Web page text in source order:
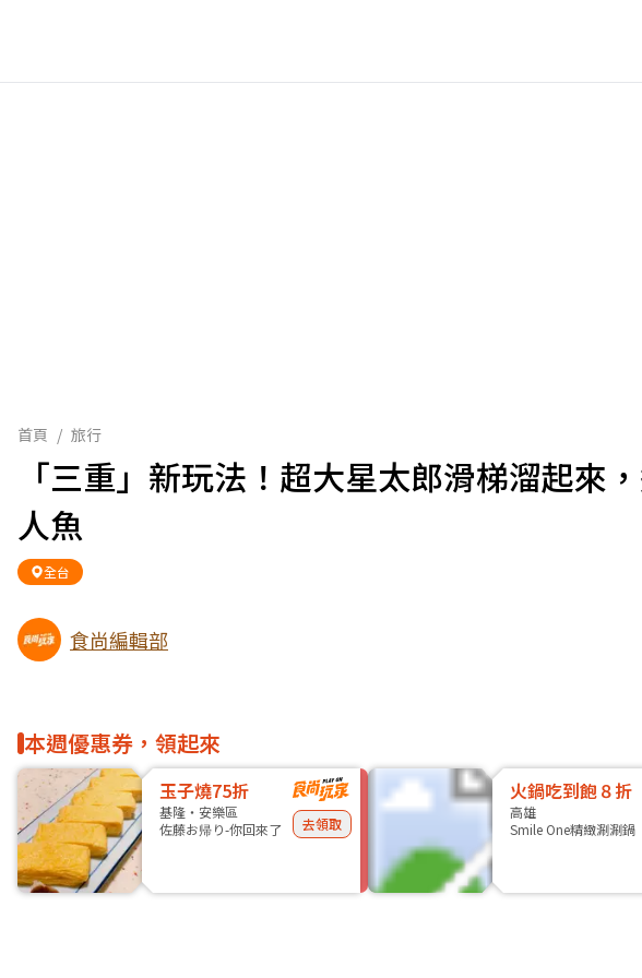
首頁 / 旅行
「三重」新玩法！超大星太郎滑梯溜起來
人魚
全台
食尚編輯部
本週優惠券，領起來
玉子燒75折
基隆・安樂區
佐藤お帰り-你回來了
去領取
火鍋吃到飽８折
高雄
Smile One精緻涮涮鍋